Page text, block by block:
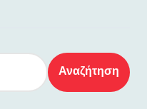
Αναζήτηση